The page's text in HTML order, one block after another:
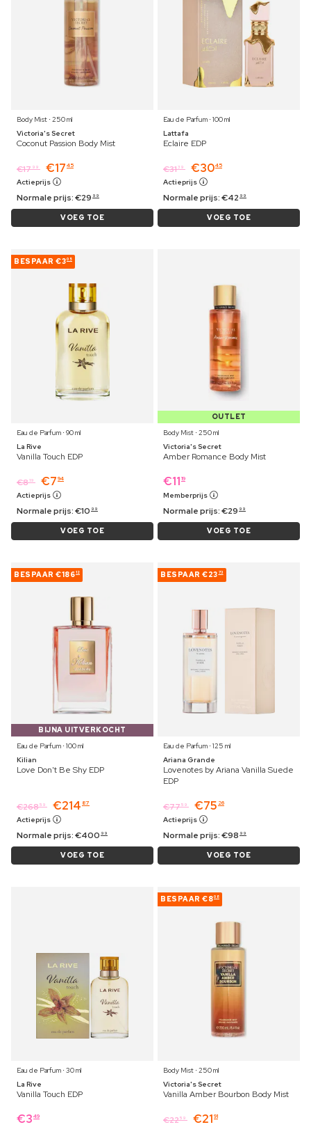
Body Mist ⋅ 250 ml
Victoria's Secret
Coconut Passion Body Mist
€17 99 €17 45
Actieprijs
Normale prijs:€29 99
VOEG TOE
Eau de Parfum ⋅ 100 ml
Lattafa
Eclaire EDP
€3139 €3045
Actieprijs
Normale prijs:€42 99
VOEG TOE
BESPAAR €305
Eau de Parfum ⋅ 90 ml
La Rive
Vanilla Touch EDP
€819 €7 94
Actieprijs
Normale prijs:€10 99
VOEG TOE
OUTLET
Body Mist ⋅ 250 ml
Victoria's Secret
Amber Romance Body Mist
€11 19
Memberprijs
Normale prijs:€29 99
VOEG TOE
BESPAAR €18612
BIJNA UITVERKOCHT
Eau de Parfum ⋅ 100 ml
Kilian
Love Don't Be Shy EDP
€26859 €214 87
Actieprijs
Normale prijs:€400 99
VOEG TOE
BESPAAR €23 73
Eau de Parfum ⋅ 125 ml
Ariana Grande
Lovenotes by Ariana Vanilla Suede
EDP
€7759 €75 26
Actieprijs
Normale prijs:€98 99
VOEG TOE
Eau de Parfum ⋅ 30 ml
La Rive
Vanilla Touch EDP
€3 49
BESPAAR €808
Body Mist ⋅ 250 ml
Victoria's Secret
Vanilla Amber Bourbon Body Mist
€2259 €21 91